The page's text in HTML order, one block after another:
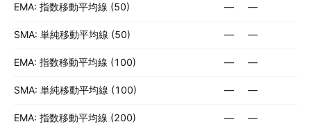
EMA: 指数移動平均線 (50) — —
SMA: 単純移動平均線 (50) — —
EMA: 指数移動平均線 (100) — —
SMA: 単純移動平均線 (100) — —
EMA: 指数移動平均線 (200) — —